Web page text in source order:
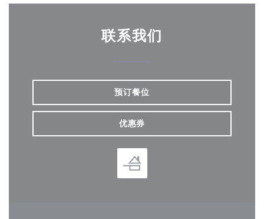
联系我们
预订餐位
优惠券